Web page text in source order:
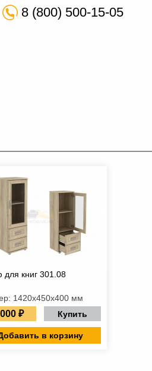
8 (800) 500-15-05
книг 301.08
1420x450x400 мм
₽ Купить
в корзину